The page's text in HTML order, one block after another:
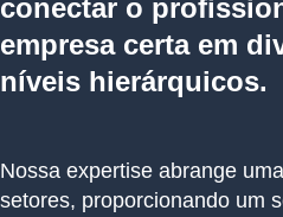
conectar o
empresa certa em
níveis hierárquicos.
Nossa expertise abrange
setores, proporcionando um